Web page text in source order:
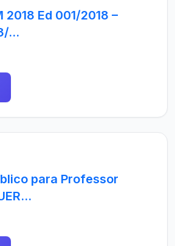
2018 Ed 001/2018 –
...
para Professor